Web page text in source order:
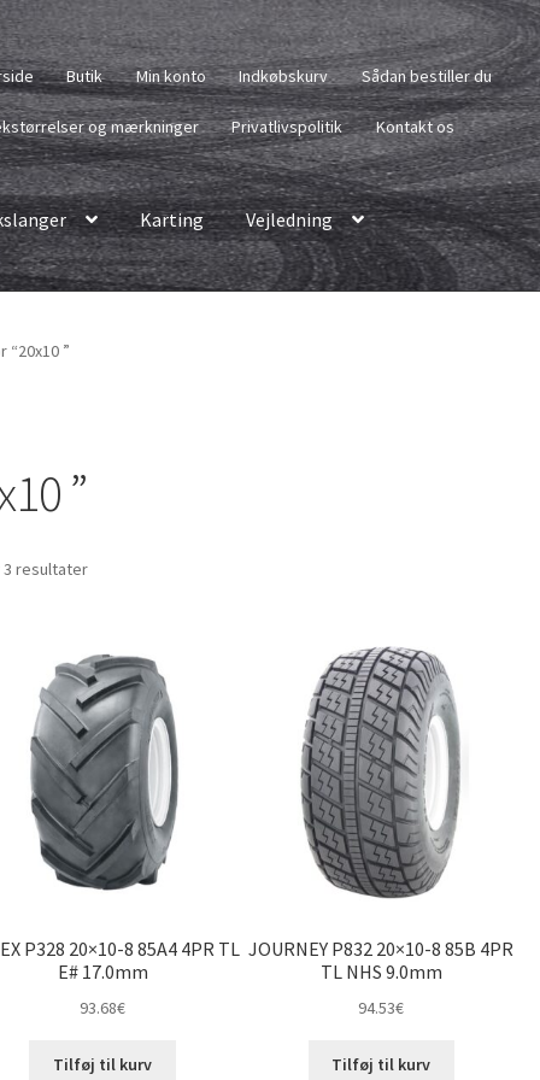
Butik Min konto Indkøbskurv Sådan bestiller du
og mærkninger Privatlivspolitik Kontakt os
Karting
Vejledning
”
”
3 resultaterSorteret
til
høj
P328 20×10-8 85A4 4PR TL
E# 17.0mm
93.68€
Tilføj til kurv
JOURNEY P832 20×10-8 85B 4PR
TL NHS 9.0mm
94.53€
Tilføj til kurv